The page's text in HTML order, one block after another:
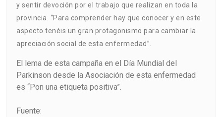
y sentir devoción por el trabajo que realizan en toda la
provincia. “Para comprender hay que conocer y en este
aspecto tenéis un gran protagonismo para cambiar la
apreciación social de esta enfermedad”.
El lema de esta campaña en el Día Mundial del
Parkinson desde la Asociación de esta enfermedad
es “Pon una etiqueta positiva”.
Fuente: